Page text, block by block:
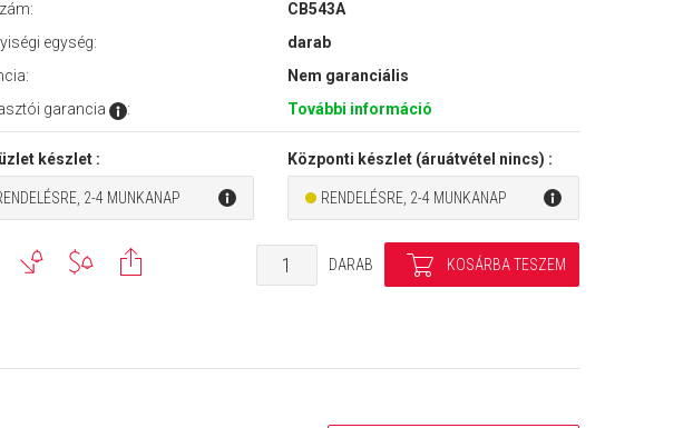
CB543A
egység:
darab
Nem garanciális
garancia
: További információ
készlet :
2-4 MUNKANAP
Központi készlet (áruátvétel nincs) :
RENDELÉSRE, 2-4 MUNKANAP
DARAB